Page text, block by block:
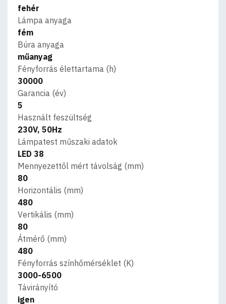
fehér
Lámpa anyaga
fém
Búra anyaga
műanyag
Fényforrás élettartama (h)
30000
Garancia (év)
5
Használt feszültség
230V, 50Hz
Lámpatest műszaki adatok
LED 38
Mennyezettől mért távolság (mm)
80
Horizontális (mm)
480
Vertikális (mm)
80
Átmérő (mm)
480
Fényforrás színhőmérséklet (K)
3000-6500
Távirányító
igen